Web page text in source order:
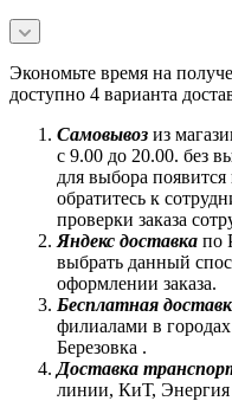
Экономьте время на
доступно 4 варианта
Самовывоз из
с 9.00 до 20.00. без
для выбора появится
обратитесь к
проверки заказа
Яндекс доставка по
выбрать данный
оформлении заказа.
Бесплатная
филиалами в
Березовка .
Доставка
линии, КиТ, Энергия